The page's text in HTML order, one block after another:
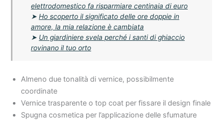
elettrodomestico fa risparmiare centinaia di euro
➤Ho scoperto il significato delle ore doppie in
amore, la mia relazione è cambiata
➤ Un giardiniere svela perché i santi di ghiaccio
rovinano il tuo orto
Almeno due tonalità di vernice, possibilmente
coordinate
Vernice trasparente o top coat per fissare il design finale
Spugna cosmetica per l’applicazione delle sfumature